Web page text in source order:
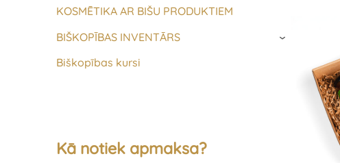
KOSMĒTIKA AR BIŠU PRODUKTIEM
BIŠKOPĪBAS INVENTĀRS
›
Biškopības kursi
Kā notiek apmaksa?